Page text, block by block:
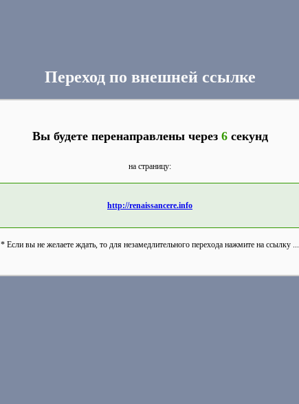
Переход по внешней ссылке
Вы будете перенаправлены через 6секунд
на страницу:
http://renaissancere.info
* Если вы не желаете ждать, то для незамедлительного перехода нажмите на ссылку ...